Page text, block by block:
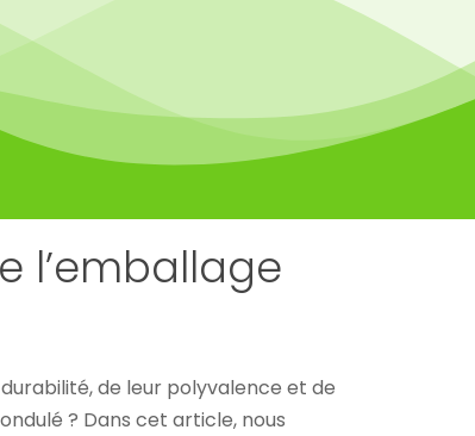
l’emballage
de leur polyvalence et de
? Dans cet article, nous